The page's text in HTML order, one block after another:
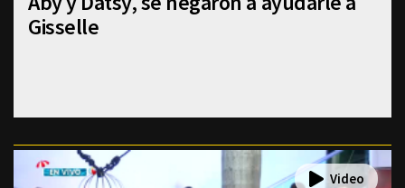
Gisselle